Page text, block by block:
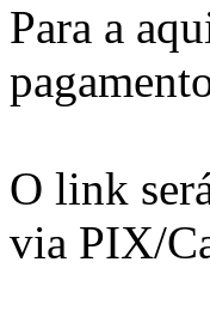
Para a
O link
via PIX/